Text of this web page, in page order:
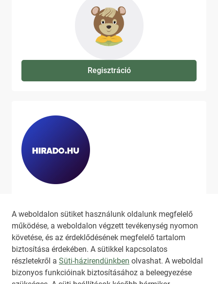
A weboldalon sütiket használunk oldalunk megfelelő
működése, a weboldalon végzett tevékenység nyomon
követése, és az érdeklődésének megfelelő tartalom
biztosítása érdekében. A sütikkel kapcsolatos
részletekről a Süti-házirendünkben olvashat. A weboldal
bizonyos funkcióinak biztosításához a beleegyezése
Regisztráció
látni, látogassa meg ahirado.hu
oldalát!
HIRADO.HU MEDIAKLIKK.HU